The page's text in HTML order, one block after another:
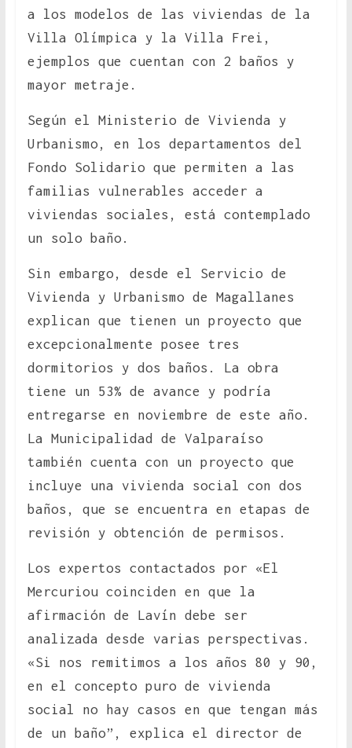
a los modelos de las viviendas de la
Villa Olímpica y la Villa Frei,
ejemplos que cuentan con 2 baños y
mayor metraje.
Según el Ministerio de Vivienda y
Urbanismo, en los departamentos del
Fondo Solidario que permiten a las
familias vulnerables acceder a
viviendas sociales, está contemplado
un solo baño.
Sin embargo, desde el Servicio de
Vivienda y Urbanismo de Magallanes
explican que tienen un proyecto que
excepcionalmente posee tres
dormitorios y dos baños. La obra
tiene un 53% de avance y podría
entregarse en noviembre de este año.
La Municipalidad de Valparaíso
también cuenta con un proyecto que
incluye una vivienda social con dos
baños, que se encuentra en etapas de
revisión y obtención de permisos.
Los expertos contactados por «El
Mercuriou coinciden en que la
afirmación de Lavín debe ser
analizada desde varias perspectivas.
«Si nos remitimos a los años 80 y 90,
en el concepto puro de vivienda
social no hay casos en que tengan más
de un baño”, explica el director de